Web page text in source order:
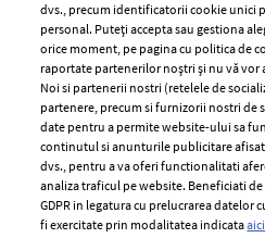
ELLE Style Awards
2024
Despre ELLE
Romania
dvs., precum identificatorii cookie unici
personal. Puteți accepta sau gestiona
orice moment, pe pagina cu politica de
raportate partenerilor noștri și nu vă vor
Noi si partenerii nostri (retelele de
partenere, precum si furnizorii nostri de
date pentru a permite website-ului sa
continutul si anunturile publicitare
dvs., pentru a va oferi functionalitati
analiza traficul pe website. Beneficiati
GDPR in legatura cu prelucrarea datelor
fi exercitate prin modalitatea indicataaici